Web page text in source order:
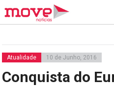
Atualidade 10 de Junho, 2016
Conquista do